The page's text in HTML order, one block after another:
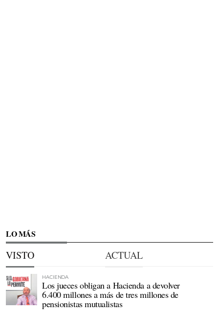
LO MÁS
VISTO ACTUAL
HACIENDA
Los jueces obligan a Hacienda a devolver
6.400 millones a más de tres millones de
pensionistas mutualistas